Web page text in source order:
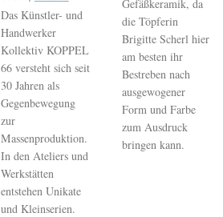
Das Künstler- und
Handwerker
Kollektiv KOPPEL
66 versteht sich seit
30 Jahren als
Gegenbewegung
zur
Massenproduktion.
In den Ateliers und
Werkstätten
entstehen Unikate
und Kleinserien.
Gefäßkeramik, da
die Töpferin
Brigitte Scherl hier
am besten ihr
Bestreben nach
ausgewogener
Form und Farbe
zum Ausdruck
bringen kann.